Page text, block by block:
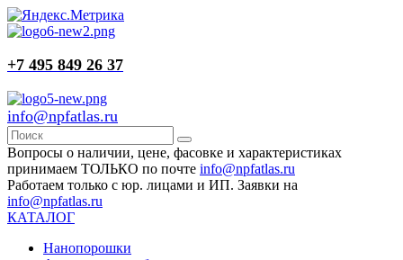
+7 495 849 26 37
info@npfatlas.ru
Вопросы о наличии, цене, фасовке и характеристиках
принимаем ТОЛЬКО по почте info@npfatlas.ru
Работаем только с юр. лицами и ИП. Заявки на
info@npfatlas.ru
КАТАЛОГ
Нанопорошки